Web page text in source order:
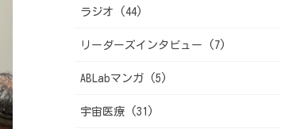
ラジオ (44)
リーダーズインタビュー (7)
ABLabマンガ (5)
宇宙医療 (31)